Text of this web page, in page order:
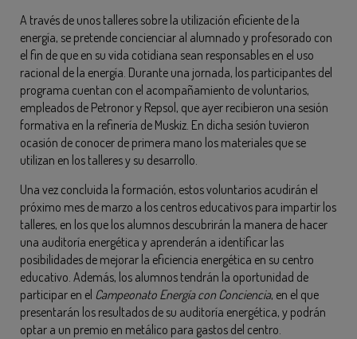
A través de unos talleres sobre la utilización eficiente de la
energía, se pretende concienciar al alumnado y profesorado con
el fin de que en su vida cotidiana sean responsables en el uso
racional de la energía. Durante una jornada, los participantes del
programa cuentan con el acompañamiento de voluntarios,
empleados de Petronor y Repsol, que ayer recibieron una sesión
formativa en la refinería de Muskiz. En dicha sesión tuvieron
ocasión de conocer de primera mano los materiales que se
utilizan en los talleres y su desarrollo.
Una vez concluida la formación, estos voluntarios acudirán el
próximo mes de marzo a los centros educativos para impartir los
talleres, en los que los alumnos descubrirán la manera de hacer
una auditoría energética y aprenderán a identificar las
posibilidades de mejorar la eficiencia energética en su centro
educativo. Además, los alumnos tendrán la oportunidad de
participar en el Campeonato Energía con Conciencia, en el que
presentarán los resultados de su auditoría energética, y podrán
optar a un premio en metálico para gastos del centro.